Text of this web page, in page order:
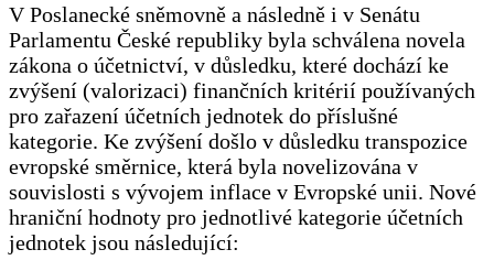
V Poslanecké sněmovně a následně i v Senátu
Parlamentu České republiky byla schválena novela
zákona o účetnictví, v důsledku, které dochází ke
zvýšení (valorizaci) finančních kritérií používaných
pro zařazení účetních jednotek do příslušné
kategorie. Ke zvýšení došlo v důsledku transpozice
evropské směrnice, která byla novelizována v
souvislosti s vývojem inflace v Evropské unii. Nové
hraniční hodnoty pro jednotlivé kategorie účetních
jednotek jsou následující: